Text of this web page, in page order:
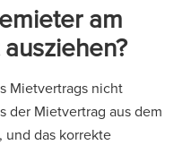
am
Mietvertrags nicht
der Mietvertrag aus dem
und das korrekte